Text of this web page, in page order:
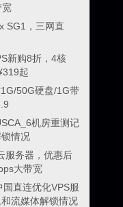
宽
SG1，三网直
新购8折，4核
起
50G硬盘/1G带
机房重测记
情况
服务器，优惠后
大带宽
直连优化VPS服
流媒体解锁情况